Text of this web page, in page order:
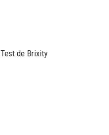
Test de Brixity